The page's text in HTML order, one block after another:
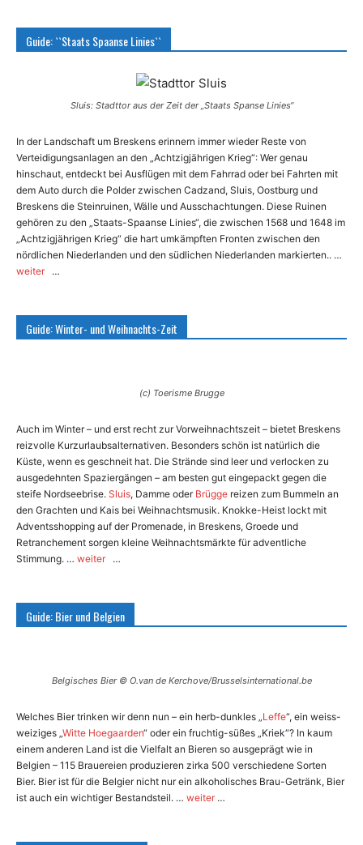
Guide: ``Staats Spaanse Linies``
Sluis: Stadttor aus der Zeit der „Staats Spanse Linies“
In der Landschaft um Breskens erinnern immer wieder Reste von
Verteidigungsanlagen an den „Achtzigjährigen Krieg“: Wer genau
hinschaut, entdeckt bei Ausflügen mit dem Fahrrad oder bei Fahrten mit
dem Auto durch die Polder zwischen Cadzand, Sluis, Oostburg und
Breskens die Steinruinen, Wälle und Ausschachtungen. Diese Ruinen
gehören zu den „Staats-Spaanse Linies“, die zwischen 1568 und 1648 im
„Achtzigjährigen Krieg“ die hart umkämpften Fronten zwischen den
nördlichen Niederlanden und den südlichen Niederlanden markierten.. …
weiter…
Guide: Winter- und Weihnachts-Zeit
(c) Toerisme Brugge
Auch im Winter – und erst recht zur Vorweihnachtszeit – bietet Breskens
reizvolle Kurzurlaubsalternativen. Besonders schön ist natürlich die
Küste, wenn es geschneit hat. Die Strände sind leer und verlocken zu
ausgedehnten Spaziergängen – am besten gut eingepackt gegen die
steife Nordseebrise. Sluis, Damme oder Brügge reizen zum Bummeln an
den Grachten und Kais bei Weihnachtsmusik. Knokke-Heist lockt mit
Adventsshopping auf der Promenade, in Breskens, Groede und
Retranchement sorgen kleine Weihnachtsmärkte für adventliche
Stimmung. … weiter…
Guide: Bier und Belgien
Belgisches Bier © O.van de Kerchove/Brusselsinternational.be
Welches Bier trinken wir denn nun – ein herb-dunkles „ Leffe“, ein weiss-
weiziges „ Witte Hoegaarden“ oder ein fruchtig-süßes „Kriek“? In kaum
einem anderen Land ist die Vielfalt an Bieren so ausgeprägt wie in
Belgien – 115 Brauereien produzieren zirka 500 verschiedene Sorten
Bier. Bier ist für die Belgier nicht nur ein alkoholisches Brau-Getränk, Bier
ist auch ein wichtiger Bestandsteil. … weiter…